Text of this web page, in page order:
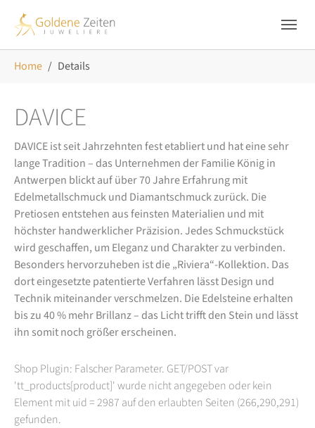
Home Details
DAVICE
DAVICE ist seit Jahrzehnten fest etabliert und hat eine sehr
lange Tradition – das Unternehmen der Familie König in
Antwerpen blickt auf über 70 Jahre Erfahrung mit
Edelmetallschmuck und Diamantschmuck zurück. Die
Pretiosen entstehen aus feinsten Materialien und mit
höchster handwerklicher Präzision. Jedes Schmuckstück
wird geschaffen, um Eleganz und Charakter zu verbinden.
Besonders hervorzuheben ist die „Riviera“-Kollektion. Das
dort eingesetzte patentierte Verfahren lässt Design und
Technik miteinander verschmelzen. Die Edelsteine erhalten
bis zu 40 % mehr Brillanz – das Licht trifft den Stein und lässt
ihn somit noch größer erscheinen.
Shop Plugin: Falscher Parameter. GET/POST var
'tt_products[product]' wurde nicht angegeben oder kein
Element mit uid = 2987 auf den erlaubten Seiten (266,290,291)
gefunden.